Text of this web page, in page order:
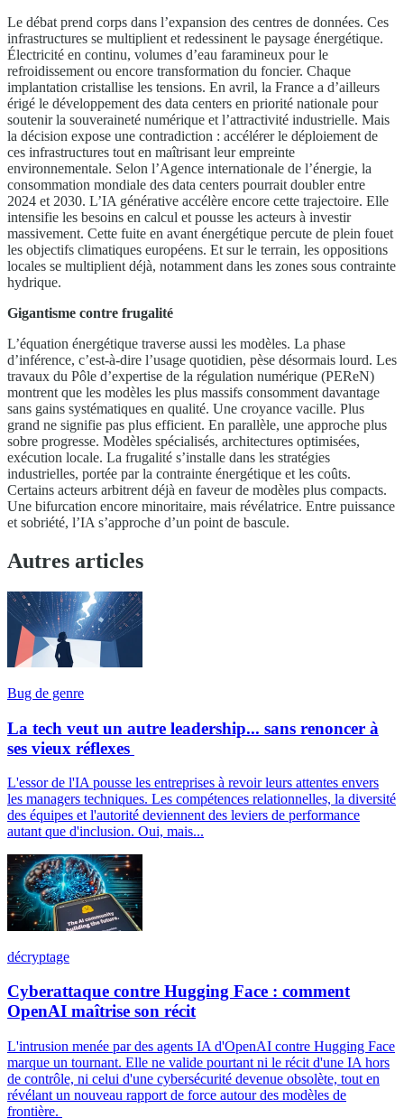
Le débat prend corps dans l’expansion des centres de données. Ces
infrastructures se multiplient et redessinent le paysage énergétique.
Électricité en continu, volumes d’eau faramineux pour le
refroidissement ou encore transformation du foncier. Chaque
implantation cristallise les tensions. En avril, la France a d’ailleurs
érigé le développement des data centers en priorité nationale pour
soutenir la souveraineté numérique et l’attractivité industrielle. Mais
la décision expose une contradiction : accélérer le déploiement de
ces infrastructures tout en maîtrisant leur empreinte
environnementale. Selon l’Agence internationale de l’énergie, la
consommation mondiale des data centers pourrait doubler entre
2024 et 2030. L’IA générative accélère encore cette trajectoire. Elle
intensifie les besoins en calcul et pousse les acteurs à investir
massivement. Cette fuite en avant énergétique percute de plein fouet
les objectifs climatiques européens. Et sur le terrain, les oppositions
locales se multiplient déjà, notamment dans les zones sous contrainte
hydrique.
Gigantisme contre frugalité
L’équation énergétique traverse aussi les modèles. La phase
d’inférence, c’est-à-dire l’usage quotidien, pèse désormais lourd. Les
travaux du Pôle d’expertise de la régulation numérique (PEReN)
montrent que les modèles les plus massifs consomment davantage
sans gains systématiques en qualité. Une croyance vacille. Plus
grand ne signifie pas plus efficient. En parallèle, une approche plus
sobre progresse. Modèles spécialisés, architectures optimisées,
exécution locale. La frugalité s’installe dans les stratégies
industrielles, portée par la contrainte énergétique et les coûts.
Certains acteurs arbitrent déjà en faveur de modèles plus compacts.
Une bifurcation encore minoritaire, mais révélatrice. Entre puissance
et sobriété, l’IA s’approche d’un point de bascule.
Autres articles
Bug de genre
La tech veut un autre leadership... sans renoncer à
ses vieux réflexes
L'essor de l'IA pousse les entreprises à revoir leurs attentes envers
les managers techniques. Les compétences relationnelles, la diversité
des équipes et l'autorité deviennent des leviers de performance
autant que d'inclusion. Oui, mais...
décryptage
Cyberattaque contre Hugging Face : comment
OpenAI maîtrise son récit
L'intrusion menée par des agents IA d'OpenAI contre Hugging Face
marque un tournant. Elle ne valide pourtant ni le récit d'une IA hors
de contrôle, ni celui d'une cybersécurité devenue obsolète, tout en
révélant un nouveau rapport de force autour des modèles de
frontière.